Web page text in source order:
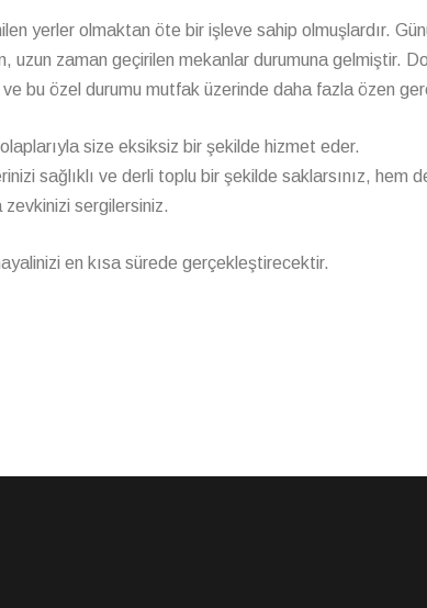
yerler olmaktan öte bir işleve sahip olmuşlardır.
uzun zaman geçirilen mekanlar durumuna gelmiştir.
bu özel durumu mutfak üzerinde daha fazla özen
size eksiksiz bir şekilde hizmet eder.
sağlıklı ve derli toplu bir şekilde saklarsınız, hem
sergilersiniz.
en kısa sürede gerçekleştirecektir.